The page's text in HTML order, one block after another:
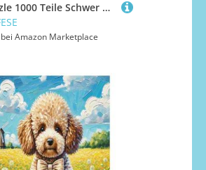
Fox Puzzle 1000 Teile Schwer Puzzle Spielzeug Lernspiel Impossible Herausforderungsspielzeug Für Erwachsene Und Kinder Ab 14 Jahren 70x50cm/1000pcs
Amazon Marketplace